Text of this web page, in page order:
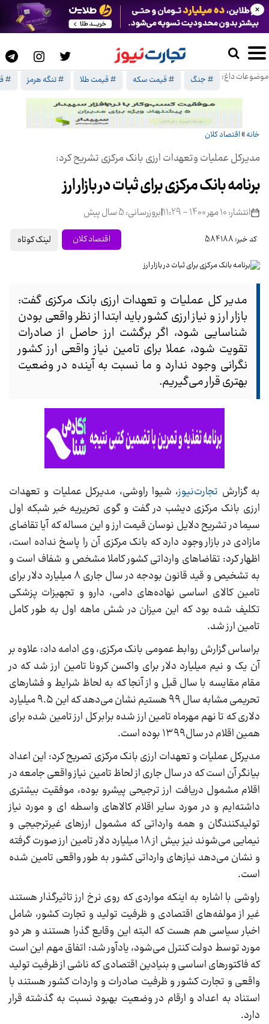
موضوعات داغ: # جنگ # قیمت سکه # قیمت طلا # تنگه هرمز #
×
خانه» اقتصاد کلان
مدیرکل عملیات وتعهدات ارزی بانک مرکزی تشریح کرد:
برنامه بانک مرکزی برای ثبات در بازار ارز
انتشار: 10 مهر 1400 - 11:29 |بروزرسانی: 5 سال پیش
کد خبر: 584188 اقتصاد کلان لینک کوتاه
مدیر کل عملیات و تعهدات ارزی بانک مرکزی گفت:
بازار ارز و نیاز ارزی کشور باید ابتدا از نظر واقعی بودن
شناسایی شود، اگر برگشت ارز حاصل از صادرات
تقویت شود، عملا برای تامین نیاز واقعی ارز کشور
نگرانی وجود ندارد و ما نسبت به آینده در وضعیت
بهتری قرار می‌گیریم.
به گزارش تجارت‌نیوز، شیوا راوشی، مدیرکل عملیات و تعهدات
ارزی بانک مرکزی دیشب در گفت و گوی تحریریه خبر شبکه اول
سیما در تشریح دلایل نوسان قیمت ارز و این مساله که آیا تقاضای
مازادی در بازار وجود دارد که بانک مرکزی آن را پاسخ نداده است،
اظهار کرد: تقاضاهای وارداتی کشور کاملا مشخص و شفاف است و
به تشخیص و قید قانون بودجه در سال جاری ٨ میلیارد دلار برای
تامین کالای اساسی نهاده‌های دامی، دارو و تجهیزات پزشکی
تکلیف شده بود که این میزان در شش ماهه اول به طور کامل
تامین ارز شد.
براساس گزارش روابط عمومی بانک مرکزی، وی ادامه داد: علاوه بر
آن یک و نیم میلیارد دلار برای واکسن کرونا تامین ارز شد که در
مقام مقایسه با سال قبل و از آنجا که به لحاظ شرایط و فشارهای
تحریمی مشابه سال ٩٩ هستیم نشان می‌دهد که این ٩.۵ میلیارد
دلاری که تا نهم مهرماه تامین ارز شده برابر کل ارز تامین شده برای
همین اقلام در سال١٣٩٩ بوده است.
مدیرکل عملیات و تعهدات ارزی بانک مرکزی تصریح کرد: این اعداد
بیانگر آن است که در سال جاری از لحاظ تامین نیاز واقعی جامعه در
اقلام مشمول دریافت ارز ترجیحی پیشرو بوده، موفقیت بیشتری
داشته‌ایم و در مورد سایر اقلام کالاهای واسطه ای و مورد نیاز
تولیدکنندگان و همه وارداتی که مشمول ارزهای غیرترجیجی و
نیمایی می‌شوند نیز بیش از ۱۸ میلیارد دلار تامین ارز صورت گرفته
و نشان می‌دهد نیازهای وارداتی کشور به طور واقعی تامین شده
است.
راوشی با اشاره به اینکه مواردی که روی نرخ ارز تاثیرگذار هستند
غیر از مولفه‌های اقتصادی و ظرفیت تولید و تجارت کشور، شامل
اخبار سیاسی هم هست که البته این وقایع گذرا هستند و هر دو
مورد توسط دولت کنترل می‌شود، یادآور شد: اتفاق مهم این است
که فاکتورهای اساسی و بنیادین اقتصادی که ناشی از ظرفیت تولید
واقعی و تجارت کشور و ظرفیت صادرات و واردات کشور هستند با
استناد به اعداد و ارقام در وضعیت بهبود نسبت به گذشته قرار
دارد.